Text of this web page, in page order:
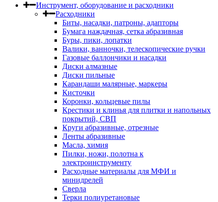
Инструмент, оборудование и расходники
Расходники
Биты, насадки, патроны, адапторы
Бумага наждачная, сетка абразивная
Буры, пики, лопатки
Валики, ванночки, телескопические ручки
Газовые баллончики и насадки
Диски алмазные
Диски пильные
Карандаши малярные, маркеры
Кисточки
Коронки, кольцевые пилы
Крестики и клинья для плитки и напольных
покрытий, СВП
Круги абразивные, отрезные
Ленты абразивные
Масла, химия
Пилки, ножи, полотна к
электроинструменту
Расходные материалы для МФИ и
минидрелей
Сверла
Терки полиуретановые